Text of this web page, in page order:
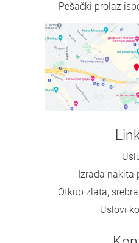
Pešački prolaz
Izrada nakita
Otkup zlata,
Uslovi